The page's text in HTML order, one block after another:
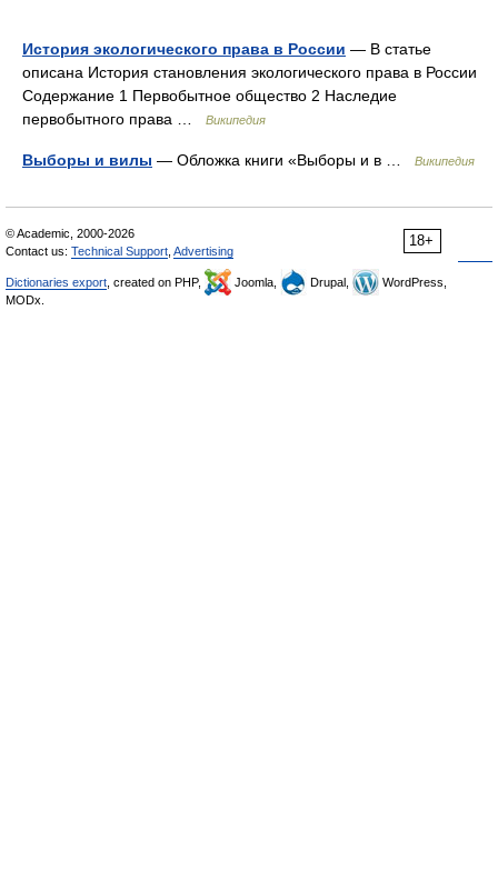
История экологического права в России — В статье
описана История становления экологического права в России
Содержание 1 Первобытное общество 2 Наследие
первобытного права …
Википедия
Выборы и вилы — Обложка книги «Выборы и в … Википедия
18+
© Academic, 2000-2026
Contact us: Technical Support Advertising
Dictionaries export , created on PHP, Joomla, Drupal,
WordPress,
MODx.